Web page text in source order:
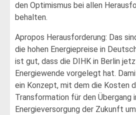
den Optimismus bei allen
behalten.
Apropos Herausforderung: Das
die hohen Energiepreise in
ist gut, dass die DIHK in Berlin
Energiewende vorgelegt hat.
ein Konzept, mit dem die Kosten
Transformation für den Übergang
Energieversorgung der Zukunft